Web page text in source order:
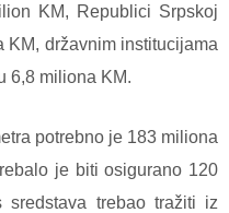
KM, Republici Srpskoj
državnim institucijama
6,8 miliona KM.
potrebno je 183 miliona
je biti osigurano 120
trebao tražiti iz